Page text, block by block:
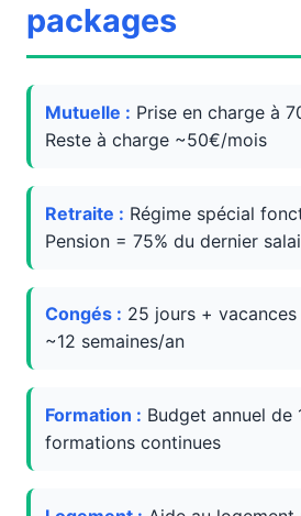
packages
Mutuelle : Prise en charge à
Reste à charge ~50€/mois
Retraite : Régime spécial
Pension = 75% du dernier
Congés : 25 jours +
~12 semaines/an
Formation : Budget annuel de
formations continues